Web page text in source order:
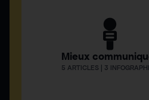
Mieux
5 ARTICLES | 3